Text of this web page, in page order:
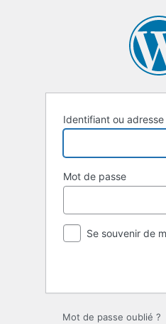
Identifiant ou
Mot de passe
Se souvenir de
Mot de passe oublié ?